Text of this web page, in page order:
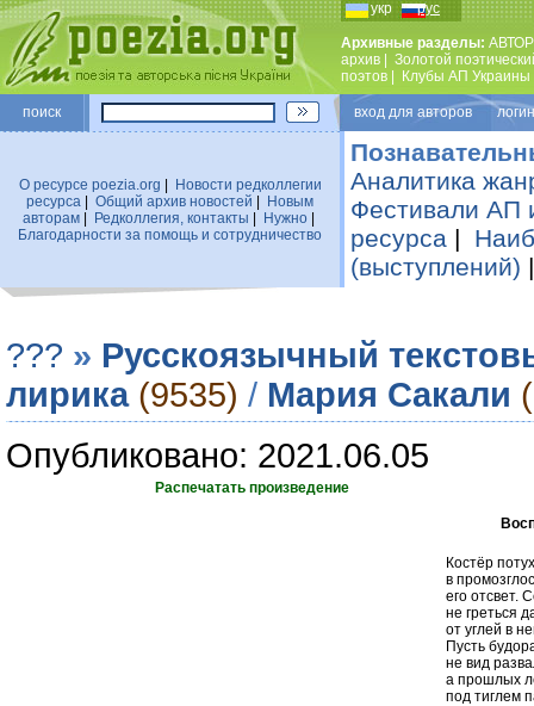
укр рус
Архивные разделы:
архив
Золотой
поэтов
Клубы АП Украины
поиск вход для авторов
О ресурсе poezia.org
Новости редколлегии
ресурса
Общий архив новостей
Новым
авторам| Редколлегия, контакты Нужно|
Благодарности за помощь и сотрудничество
Аналитика
Фестивали АП
ресурса |
(выступлений)
??? » Русскоязычный
лирика (9535) / Мария Сакали
Опубликовано: 2021.06.05
Распечатать произведение
Костёр
в
его отсвет.
не греться
от углей в
Пусть
не вид
а прошлых
под тиглем